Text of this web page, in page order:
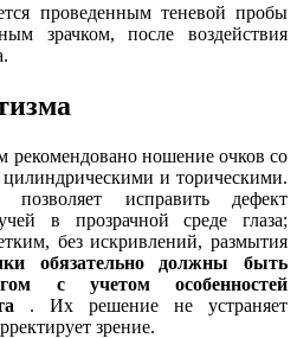
проведенным теневой пробы
зрачком, после воздействия
рекомендовано ношение очков со
и торическими.
исправить дефект
в прозрачной среде глаза;
без искривлений, размытия
обязательно должны быть
с учетом особенностей
. Их решение не устраняет
зрение.